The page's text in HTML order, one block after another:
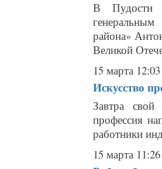
В Пудости
района»
Великой
15 марта 12:03
Искусство
Завтра
профессия
работники
15 марта 11:26